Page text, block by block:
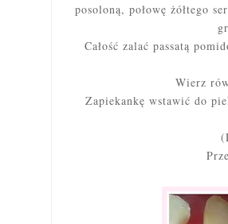
posoloną, połowę żółtego
Całość zalać passatą
Wierz
Zapiekankę wstawić do